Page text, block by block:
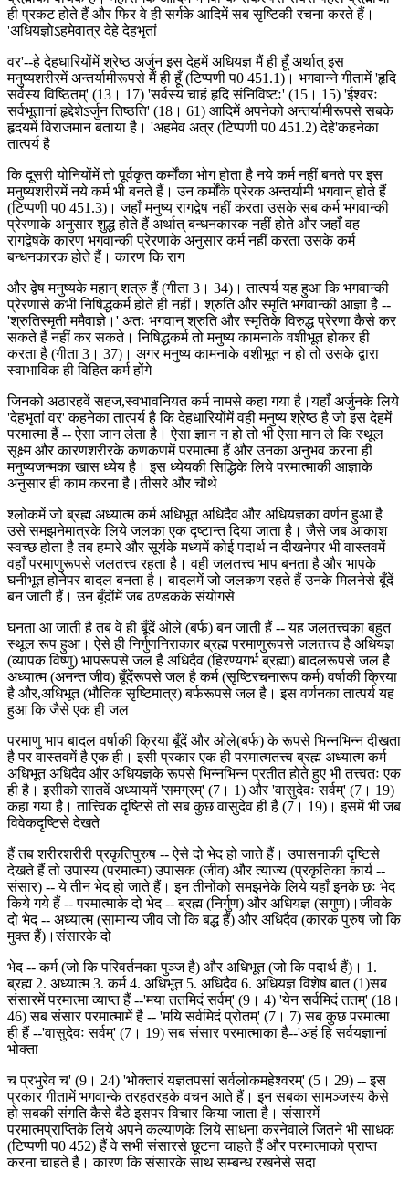
ही प्रकट होते हैं और फिर वे ही सर्गके आदिमें सब सृष्टिकी रचना करते हैं।
'अधियज्ञोऽहमेवात्र देहे देहभृतां
वर'--हे देहधारियोंमें श्रेष्ठ अर्जुन इस देहमें अधियज्ञ मैं ही हूँ अर्थात् इस
मनुष्यशरीरमें अन्तर्यामीरूपसे मैं ही हूँ (टिप्पणी प0 451.1)। भगवान्ने गीतामें 'हृदि
सर्वस्य विष्ठितम्' (13। 17) 'सर्वस्य चाहं हृदि संनिविष्टः' (15। 15) 'ईश्वरः
सर्वभूतानां हृद्देशेऽर्जुन तिष्ठति' (18। 61) आदिमें अपनेको अन्तर्यामीरूपसे सबके
हृदयमें विराजमान बताया है। 'अहमेव अत्र (टिप्पणी प0 451.2) देहे'कहनेका
तात्पर्य है
कि दूसरी योनियोंमें तो पूर्वकृत कर्मोंका भोग होता है नये कर्म नहीं बनते पर इस
मनुष्यशरीरमें नये कर्म भी बनते हैं। उन कर्मोंके प्रेरक अन्तर्यामी भगवान् होते हैं
(टिप्पणी प0 451.3)। जहाँ मनुष्य रागद्वेष नहीं करता उसके सब कर्म भगवान्की
प्रेरणाके अनुसार शुद्ध होते हैं अर्थात् बन्धनकारक नहीं होते और जहाँ वह
रागद्वेषके कारण भगवान्की प्रेरणाके अनुसार कर्म नहीं करता उसके कर्म
बन्धनकारक होते हैं। कारण कि राग
और द्वेष मनुष्यके महान् शत्रु हैं (गीता 3। 34)। तात्पर्य यह हुआ कि भगवान्की
प्रेरणासे कभी निषिद्धकर्म होते ही नहीं। श्रुति और स्मृति भगवान्की आज्ञा है --
'श्रुतिस्मृती ममैवाज्ञे।' अतः भगवान् श्रुति और स्मृतिके विरुद्ध प्रेरणा कैसे कर
सकते हैं नहीं कर सकते। निषिद्धकर्म तो मनुष्य कामनाके वशीभूत होकर ही
करता है (गीता 3। 37)। अगर मनुष्य कामनाके वशीभूत न हो तो उसके द्वारा
स्वाभाविक ही विहित कर्म होंगे
जिनको अठारहवें सहज,स्वभावनियत कर्म नामसे कहा गया है।यहाँ अर्जुनके लिये
'देहभृतां वर' कहनेका तात्पर्य है कि देहधारियोंमें वही मनुष्य श्रेष्ठ है जो इस देहमें
परमात्मा हैं -- ऐसा जान लेता है। ऐसा ज्ञान न हो तो भी ऐसा मान ले कि स्थूल
सूक्ष्म और कारणशरीरके कणकणमें परमात्मा हैं और उनका अनुभव करना ही
मनुष्यजन्मका खास ध्येय है। इस ध्येयकी सिद्धिके लिये परमात्माकी आज्ञाके
अनुसार ही काम करना है।तीसरे और चौथे
श्लोकमें जो ब्रह्म अध्यात्म कर्म अधिभूत अधिदैव और अधियज्ञका वर्णन हुआ है
उसे समझनेमात्रके लिये जलका एक दृष्टान्त दिया जाता है। जैसे जब आकाश
स्वच्छ होता है तब हमारे और सूर्यके मध्यमें कोई पदार्थ न दीखनेपर भी वास्तवमें
वहाँ परमाणुरूपसे जलतत्त्व रहता है। वही जलतत्त्व भाप बनता है और भापके
घनीभूत होनेपर बादल बनता है। बादलमें जो जलकण रहते हैं उनके मिलनेसे बूँदें
बन जाती हैं। उन बूँदोंमें जब ठण्डकके संयोगसे
घनता आ जाती है तब वे ही बूँदें ओले (बर्फ) बन जाती हैं -- यह जलतत्त्वका बहुत
स्थूल रूप हुआ। ऐसे ही निर्गुणनिराकार ब्रह्म परमाणुरूपसे जलतत्त्व है अधियज्ञ
(व्यापक विष्णु) भापरूपसे जल है अधिदैव (हिरण्यगर्भ ब्रह्मा) बादलरूपसे जल है
अध्यात्म (अनन्त जीव) बूँदेंरूपसे जल है कर्म (सृष्टिरचनारूप कर्म) वर्षाकी क्रिया
है और,अधिभूत (भौतिक सृष्टिमात्र) बर्फरूपसे जल है। इस वर्णनका तात्पर्य यह
हुआ कि जैसे एक ही जल
परमाणु भाप बादल वर्षाकी क्रिया बूँदें और ओले(बर्फ) के रूपसे भिन्नभिन्न दीखता
है पर वास्तवमें है एक ही। इसी प्रकार एक ही परमात्मतत्त्व ब्रह्म अध्यात्म कर्म
अधिभूत अधिदैव और अधियज्ञके रूपसे भिन्नभिन्न प्रतीत होते हुए भी तत्त्वतः एक
ही है। इसीको सातवें अध्यायमें 'समग्रम्' (7। 1) और 'वासुदेवः सर्वम्' (7। 19)
कहा गया है। तात्त्विक दृष्टिसे तो सब कुछ वासुदेव ही है (7। 19)। इसमें भी जब
विवेकदृष्टिसे देखते
हैं तब शरीरशरीरी प्रकृतिपुरुष -- ऐसे दो भेद हो जाते हैं। उपासनाकी दृष्टिसे
देखते हैं तो उपास्य (परमात्मा) उपासक (जीव) और त्याज्य (प्रकृतिका कार्य --
संसार) -- ये तीन भेद हो जाते हैं। इन तीनोंको समझनेके लिये यहाँ इनके छः भेद
किये गये हैं -- परमात्माके दो भेद -- ब्रह्म (निर्गुण) और अधियज्ञ (सगुण)।जीवके
दो भेद -- अध्यात्म (सामान्य जीव जो कि बद्ध हैं) और अधिदैव (कारक पुरुष जो कि
मुक्त हैं)।संसारके दो
भेद -- कर्म (जो कि परिवर्तनका पुञ्ज है) और अधिभूत (जो कि पदार्थ हैं)। 1.
ब्रह्म 2. अध्यात्म 3. कर्म 4. अधिभूत 5. अधिदैव 6. अधियज्ञ विशेष बात (1)सब
संसारमें परमात्मा व्याप्त हैं --'मया ततमिदं सर्वम्' (9। 4) 'येन सर्वमिदं ततम्' (18।
46) सब संसार परमात्मामें है -- 'मयि सर्वमिदं प्रोतम्' (7। 7) सब कुछ परमात्मा
ही हैं --'वासुदेवः सर्वम्' (7। 19) सब संसार परमात्माका है--'अहं हि सर्वयज्ञानां
भोक्ता
च प्रभुरेव च' (9। 24) 'भोक्तारं यज्ञतपसां सर्वलोकमहेश्वरम्' (5। 29) -- इस
प्रकार गीतामें भगवान्के तरहतरहके वचन आते हैं। इन सबका सामञ्जस्य कैसे
हो सबकी संगति कैसे बैठे इसपर विचार किया जाता है। संसारमें
परमात्मप्राप्तिके लिये अपने कल्याणके लिये साधना करनेवाले जितने भी साधक
(टिप्पणी प0 452) हैं वे सभी संसारसे छूटना चाहते हैं और परमात्माको प्राप्त
करना चाहते हैं। कारण कि संसारके साथ सम्बन्ध रखनेसे सदा